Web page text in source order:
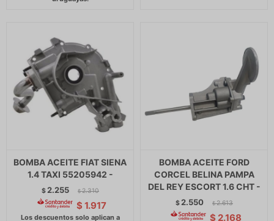
BOMBA ACEITE FIAT SIENA
1.4 TAXI 55205942 -
$ 2.255 $ 2.310
$ 1.917
BOMBA ACEITE FORD
CORCEL BELINA PAMPA
DEL REY ESCORT 1.6 CHT -
$ 2.550 $ 2.613
$ 2.168